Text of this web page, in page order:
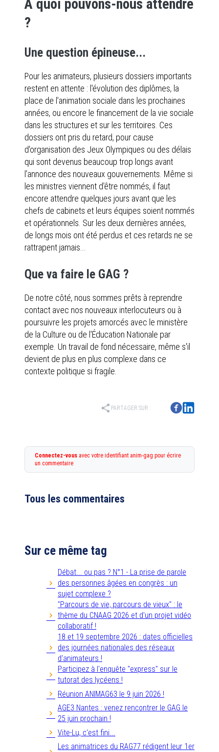
A quoi pouvons-nous attendre
?
Une question épineuse...
Pour les animateurs, plusieurs dossiers importants
restent en attente : l'évolution des diplômes, la
place de l'animation sociale dans les prochaines
années, ou encore le financement de la vie sociale
dans les structures et sur les territoires. Ces
dossiers ont pris du retard, pour cause
d'organisation des Jeux Olympiques ou des délais
qui sont devenus beaucoup trop longs avant
l'annonce des nouveaux gouvernements. Même si
les ministres viennent d'être nommés, il faut
encore attendre quelques jours avant que les
chefs de cabinets et leurs équipes soient nommés
et opérationnels. Sur les deux dernières années,
de longs mois ont été perdus et ces retards ne se
rattrapent jamais...
Que va faire le GAG ?
De notre côté, nous sommes prêts à reprendre
contact avec nos nouveaux interlocuteurs ou à
poursuivre les projets amorcés avec le ministère
de la Culture ou de l'Éducation Nationale par
exemple. Un travail de fond nécessaire, même s'il
devient de plus en plus complexe dans ce
contexte politique si fragile.
share PARTAGER SUR :
Connectez-vous avec votre identifiant anim-gag pour écrire
un commentaire
Tous les commentaires
Sur ce même tag
Débat... ou pas ? N°1 - La prise de parole
des personnes âgées en congrès : un
sujet complexe ?
"Parcours de vie, parcours de vieux" : le
thème du CNAAG 2026 et d'un projet vidéo
collaboratif !
18 et 19 septembre 2026 : dates officielles
des journées nationales des réseaux
d'animateurs !
Participez à l'enquête "express" sur le
tutorat des lycéens !
Réunion ANIMAG63 le 9 juin 2026 !
AGE3 Nantes : venez rencontrer le GAG le
25 juin prochain !
Vite-Lu, c'est fini...
Les animatrices du RAG77 rédigent leur 1er